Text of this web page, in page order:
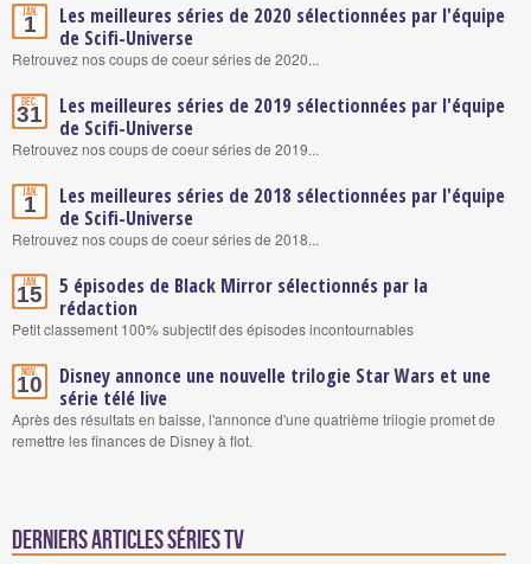
Jan.
1
Les meilleures séries de 2020 sélectionnées par l'équipe
de Scifi-Universe
Retrouvez nos coups de coeur séries de 2020...
Déc.
31
Les meilleures séries de 2019 sélectionnées par l'équipe
de Scifi-Universe
Retrouvez nos coups de coeur séries de 2019...
Jan.
1
Les meilleures séries de 2018 sélectionnées par l'équipe
de Scifi-Universe
Retrouvez nos coups de coeur séries de 2018...
Jan.
15
5 épisodes de Black Mirror sélectionnés par la
rédaction
Petit classement 100% subjectif des épisodes incontournables
Nov.
10
Disney annonce une nouvelle trilogie Star Wars et une
série télé live
Après des résultats en baisse, l'annonce d'une quatrième trilogie promet de
remettre les finances de Disney à flot.
Derniers articles Séries TV